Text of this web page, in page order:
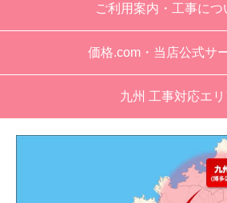
ご利用案内・工事につ
価格.com・当店公式サ
九州 工事対応エ